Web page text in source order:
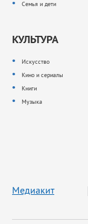
Семья и дети
КУЛЬТУРА
Искусство
Кино и сериалы
Книги
Музыка
Медиакит